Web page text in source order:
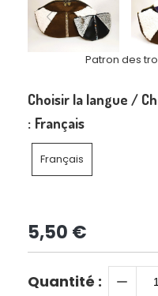
Patron des
Choisir la langue /
: Français
Français
5,50 €
Quantité :